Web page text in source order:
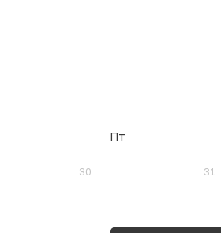
Пт
30 31